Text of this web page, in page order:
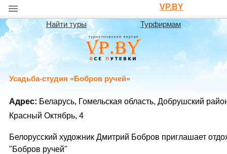
VP.BY
Найти туры Турфирмам
Усадьба-студия «Бобров ручей»
Адрес: Беларусь, Гомельская область, Добрушский
Красный Октябрь, 4
Белорусский художник Дмитрий Бобров приглашает
"Бобров ручей"